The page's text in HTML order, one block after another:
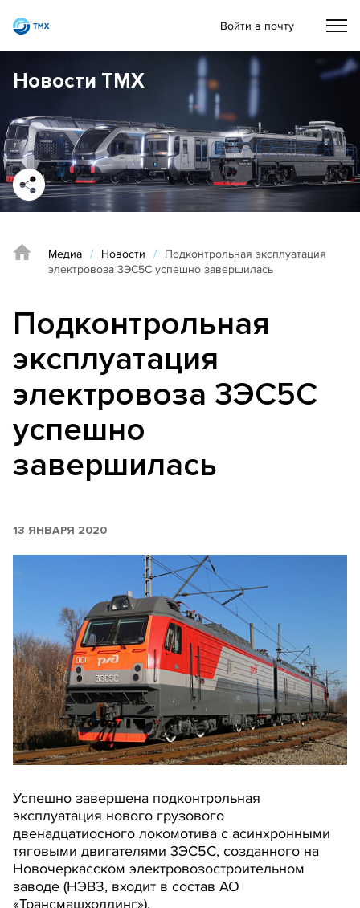
Войти в почту
Новости ТМХ
Медиа / Новости /
Подконтрольная эксплуатация
электровоза 3ЭС5С успешно завершилась
Подконтрольная
эксплуатация
электровоза 3ЭС5С
успешно
завершилась
13 ЯНВАРЯ 2020
Успешно завершена подконтрольная
эксплуатация нового грузового
двенадцатиосного локомотива с асинхронными
тяговыми двигателями 3ЭС5С, созданного на
Новочеркасском электровозостроительном
заводе (НЭВЗ, входит в состав АО
«Трансмашхолдинг»).